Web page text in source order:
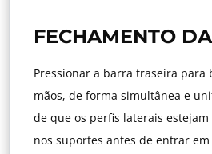
FECHAMENTO
Pressionar a barra traseira para
mãos, de forma simultânea e
de que os perfis laterais
nos suportes antes de entrar